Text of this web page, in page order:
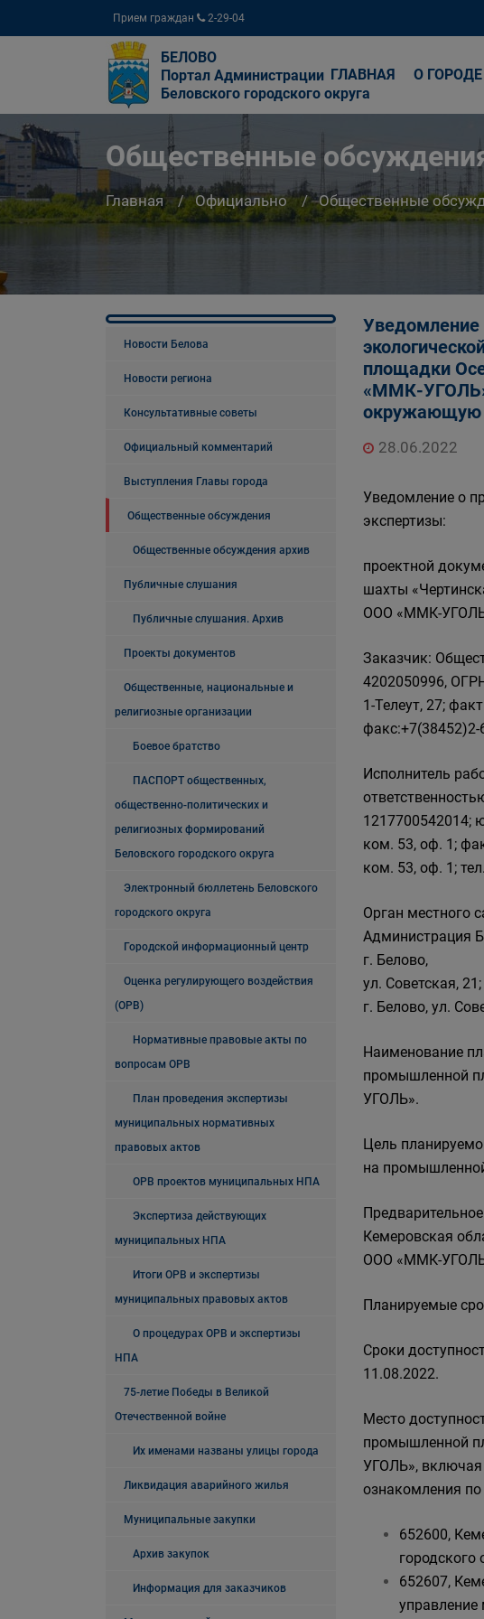
Прием граждан 2-29-04
БЕЛОВО
Портал Администрации
Беловского городского округа
ГЛАВНАЯ О ГОРОДЕ
Общественные
Главная Официально Общественные
Новости Белова
Новости региона
Консультативные советы
Официальный комментарий
Выступления Главы города
Общественные обсуждения
Общественные обсуждения архив
Публичные слушания
Публичные слушания. Архив
Проекты документов
Общественные, национальные и
религиозные организации
Боевое братство
ПАСПОРТ общественных,
общественно-политических и
религиозных формирований
Беловского городского округа
Электронный бюллетень Беловского
городского округа
Городской информационный центр
Оценка регулирующего воздействия
(ОРВ)
Нормативные правовые акты по
вопросам ОРВ
План проведения экспертизы
муниципальных нормативных
правовых актов
ОРВ проектов муниципальных НПА
Экспертиза действующих
муниципальных НПА
Итоги ОРВ и экспертизы
муниципальных правовых актов
О процедурах ОРВ и экспертизы
НПА
75-летие Победы в Великой
Отечественной войне
Их именами названы улицы города
Ликвидация аварийного жилья
Муниципальные закупки
Архив закупок
Информация для заказчиков
Уведомление
площадки
«ММК-
окружающую
28.06.2022
Уведомление о
экспертизы:
проектной
шахты
ООО «ММК-
Заказчик:
4202050996,
1-Телеут, 27;
факс:+7(38452)2-
Исполнитель
1217700542014;
ком. 53, оф. 1;
ком. 53, оф. 1;
Орган местного
Администрация
г. Белово,
ул. Советская,
г. Белово, ул.
Наименование
промышленной
УГОЛЬ».
Цель
на
Кемеровская
ООО «ММК-
Планируемые
Сроки
11.08.2022.
Место
промышленной
УГОЛЬ»,
ознакомления
652600,
городского
652607,
управление